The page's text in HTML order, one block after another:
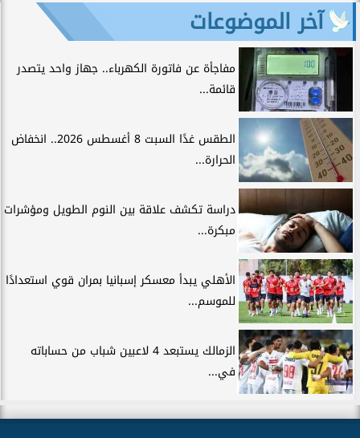
آخر الموضوعات
مفاجأة عن فاتورة الكهرباء.. جهاز واحد يتصدر
قائمة...
الطقس غدًا السبت 8 أغسطس 2026.. انخفاض
الحرارة...
دراسة تكشف علاقة بين النوم الطويل ومؤشرات
مبكرة...
الأهلي يبدأ معسكر إسبانيا بمران قوي استعدادًا
للموسم...
الزمالك يستبعد 4 لاعبين شباب من حساباته
في...